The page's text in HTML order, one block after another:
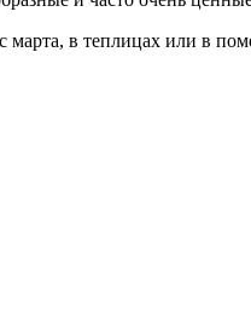
марта, в теплицах или в